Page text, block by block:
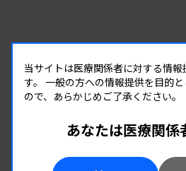
当サイトは医療関係者に対する情
す。 一般の方への情報提供を目的
ので、あらかじめご了承ください。
あなたは医療関係